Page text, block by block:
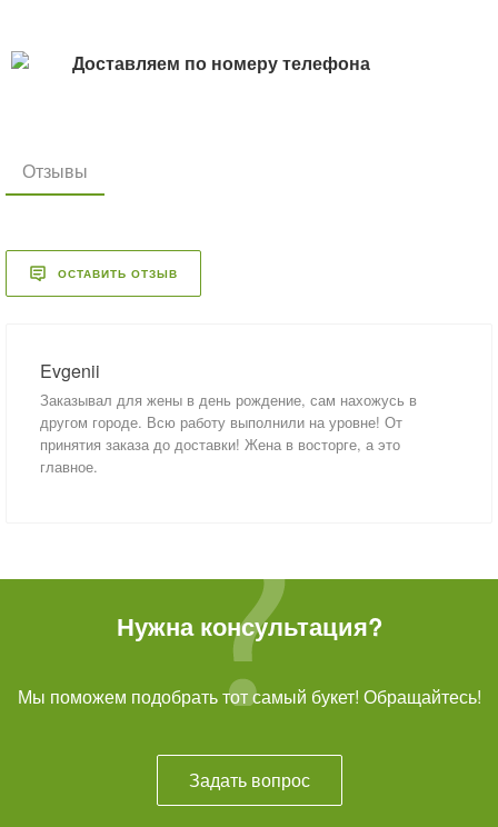
Доставляем по номеру телефона
Отзывы
ОСТАВИТЬ ОТЗЫВ
Evgenii
Заказывал для жены в день рождение, сам нахожусь в
другом городе. Всю работу выполнили на уровне! От
принятия заказа до доставки! Жена в восторге, а это
главное.
Нужна консультация?
Мы поможем подобрать тот самый букет! Обращайтесь!
Задать вопрос